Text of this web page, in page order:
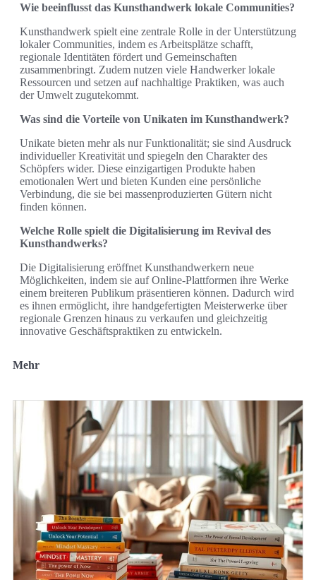
Wie beeinflusst das Kunsthandwerk lokale Communities?
Kunsthandwerk spielt eine zentrale Rolle in der Unterstützung
lokaler Communities, indem es Arbeitsplätze schafft,
regionale Identitäten fördert und Gemeinschaften
zusammenbringt. Zudem nutzen viele Handwerker lokale
Ressourcen und setzen auf nachhaltige Praktiken, was auch
der Umwelt zugutekommt.
Was sind die Vorteile von Unikaten im Kunsthandwerk?
Unikate bieten mehr als nur Funktionalität; sie sind Ausdruck
individueller Kreativität und spiegeln den Charakter des
Schöpfers wider. Diese einzigartigen Produkte haben
emotionalen Wert und bieten Kunden eine persönliche
Verbindung, die sie bei massenproduzierten Gütern nicht
finden können.
Welche Rolle spielt die Digitalisierung im Revival des
Kunsthandwerks?
Die Digitalisierung eröffnet Kunsthandwerkern neue
Möglichkeiten, indem sie auf Online-Plattformen ihre Werke
einem breiteren Publikum präsentieren können. Dadurch wird
es ihnen ermöglicht, ihre handgefertigten Meisterwerke über
regionale Grenzen hinaus zu verkaufen und gleichzeitig
innovative Geschäftspraktiken zu entwickeln.
Mehr